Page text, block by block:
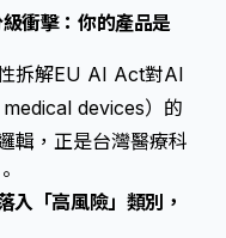
衝擊：你的產品是
拆解EU AI Act對AI
devices）的
輯，正是台灣醫療科
入「高風險」類別，